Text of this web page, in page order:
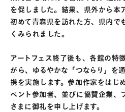
を促しました。結果、県外から本
初めて青森県を訪れた方、県内で
くみられました。
アートフェス終了後も、各館の特
がら、ゆるやかな「つならり」を
携を実施します。参加作家をはじ
ベント参加者、並びに協賛企業、
さまに御礼を申し上げます。